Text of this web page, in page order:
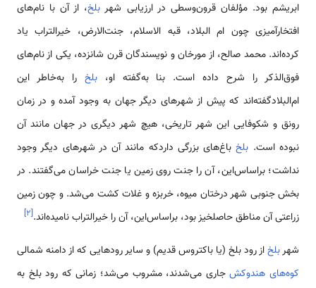
ابریشم بود. مؤلفان قرون‌وسطی در ارزیابی شهر بلخ، از آن با نام‌های
افتخارآمیزی چون ام البلاد، قبه الاسلام، جنت‌الارض، خیرالتراب یاد
کرده‌اند. محمد صالح، از مورخان و نویسندگان قرن شانزده، یکی از نام‌های
فوق‌الذکر را شرح داده است. بنا به‌گفته او،بلخ را به‌خاطر این
ام‌البلادگفته‌اند که پیش از شهرهای دیگر جهان به وجود آمده و در زمان
رونق و شکوفایی این شهر تاریخی، هیچ شهر دیگری در جهان مانند آن
نبوده است. بلخباغ‌های بزرگی داردکه مانند آن در شهرهای دیگر وجود
نداشت؛ براساس‌این، آن را جنت روی زمین یا جنت خراسان می‌گفتند. در
بخش جنوبی شهر درختان میوه، خربزه و غلات کشت می‌شد. و چون زمین
زراعتی آن مناطق حاصلخیز بود، براساس‌این، آن را خیرالتراب نامیده‌اند.[۲]
شهربلخاز رود بلخ (یا باکتروس قدیم) و سایر رودهایی که از دامنه شمالی
کوه‌های هندوکشجاری می‌شدند، مشروب می‌شد؛ زمانی که رود بلخ به